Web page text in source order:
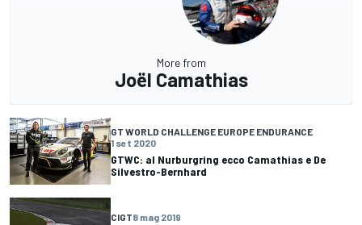
More from
Joël Camathias
GT WORLD CHALLENGE EUROPE ENDURANCE
1 set 2020
GTWC: al Nurburgring ecco Camathias e De
Silvestro-Bernhard
CIGT8 mag 2019